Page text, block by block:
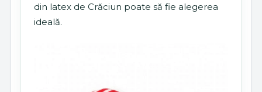
din latex de Crăciun poate să fie alegerea
ideală.